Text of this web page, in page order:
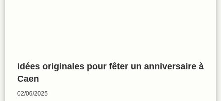
Idées originales pour fêter un anniversaire à
Caen
02/06/2025